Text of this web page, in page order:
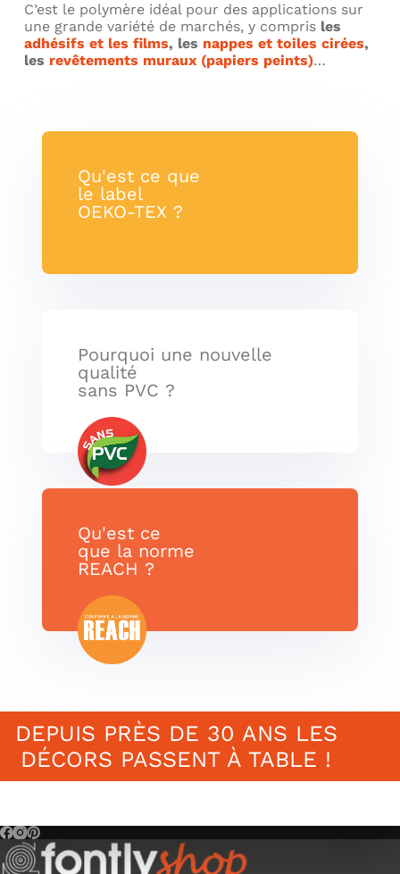
C’est le polymère idéal pour des applications sur
une grande variété de marchés, y compris les
adhésifs et les films, les nappes et toiles cirées,
les revêtements muraux (papiers peints)…
Qu'est ce que
le label
OEKO-TEX ?
Pourquoi une nouvelle
qualité
sans PVC ?
Qu'est ce
que la norme
REACH ?
DEPUIS PRÈS DE 30 ANS LES
DÉCORS PASSENT À TABLE !